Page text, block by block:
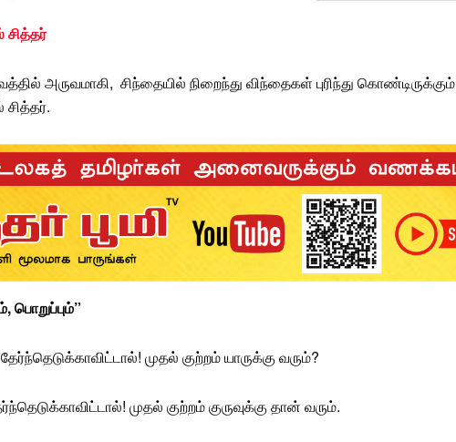
சித்தர்
அருவமாகி, சிந்தையில் நிறைந்து விந்தைகள் புரிந்து கொண்டிருக்கும்
சித்தர்.
பொறுப்பும்”
முதல் குற்றம் யாருக்கு வரும்?
முதல் குற்றம்குருவுக்கு தான் வரும்.